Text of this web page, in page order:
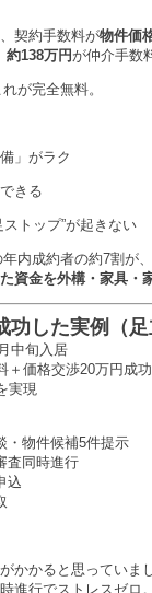
契約手数料が物件価
約138万円が仲介手数
が完全無料。
」がラク
きる
トップ”が起きない
内成約者の約7割が、
資金を外構・家具・
功した実例（足
中旬入居
＋価格交渉20万円成功
実現
・物件候補5件提示
査同時進行
込
かかると思っていま
進行でストレスゼロ。